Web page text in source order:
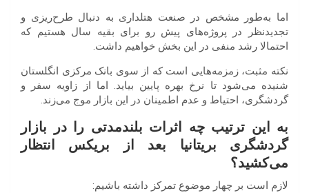
اما به‌طور مشخص در صنعت هتلداری به دنبال طرح‌ریزی و
تجدید‌نظر در پروژه‌های پیش رو برای بقیه سال هستیم که
احتمالا رشد منفی در این بخش خواهیم داشت.
نکته مثبت، زمزمه‌هایی است که از سوی بانک مرکزی انگلستان
شنیده می‌شود تا نرخ بهره پایین بیاید. اما از زاویه سفر و
گردشگری، احتیاط و عدم اطمینان در این بازار موج می‌زند.
به این ترتیب چه اثرات بلندمدتی را در بازار
گردشگری بریتانیا بعد از بریکس انتظار
می‌کشید؟
لازم است بر چهار موضوع تمرکز داشته باشیم: